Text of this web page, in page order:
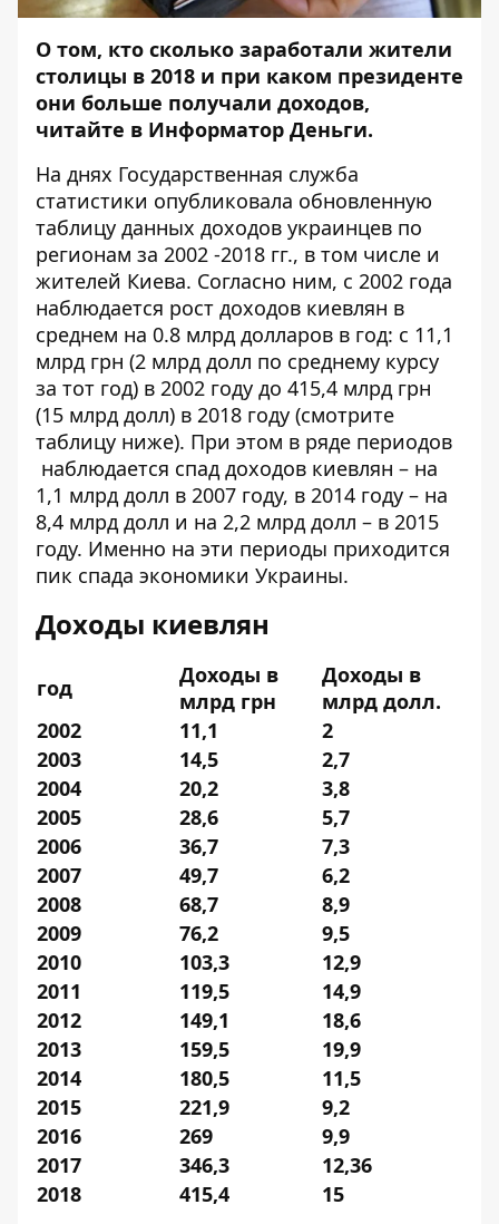
О том, кто сколько заработали жители
столицы в 2018 и при каком президенте
они больше получали доходов,
читайте в Информатор Деньги.
На днях Государственная служба
статистики опубликовала обновленную
таблицу данных доходов украинцев по
регионам за 2002 -2018 гг., в том числе и
жителей Киева. Согласно ним, с 2002 года
наблюдается рост доходов киевлян в
среднем на 0.8 млрд долларов в год: с 11,1
млрд грн (2 млрд долл по среднему курсу
за тот год) в 2002 году до 415,4 млрд грн
(15 млрд долл) в 2018 году (смотрите
таблицу ниже). При этом в ряде периодов
наблюдается спад доходов киевлян – на
1,1 млрд долл в 2007 году, в 2014 году – на
8,4 млрд долл и на 2,2 млрд долл – в 2015
году. Именно на эти периоды приходится
пик спада экономики Украины.
Доходы киевлян
год
Доходы в
млрд грн
Доходы в
млрд долл.
2002
11,1
2
2003
14,5
2,7
2004
20,2
3,8
2005
28,6
5,7
2006
36,7
7,3
2007
49,7
6,2
2008
68,7
8,9
2009
76,2
9,5
2010
103,3
12,9
2011
119,5
14,9
2012
149,1
18,6
2013
159,5
19,9
2014
180,5
11,5
2015
221,9
9,2
2016
269
9,9
2017
346,3
12,36
2018
415,4
15